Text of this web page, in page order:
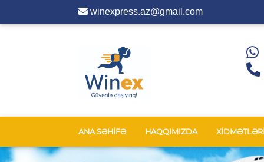
winexpress.az@gmail.com
ANA SƏHİFƏ HAQQIMIZDA